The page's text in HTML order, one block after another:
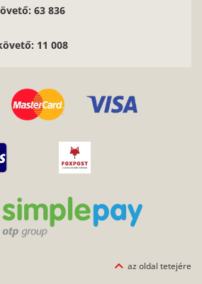
most, hogy elsőként értesülj legfrissebb
hogy a Pitbullcase hírlevelet, küldjön nekem
KÉREM A SPECIÁLIS AJÁNLATOKAT